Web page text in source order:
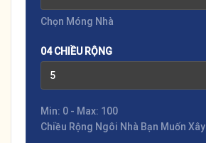
Chọn Móng Nhà
04 CHIỀU RỘNG
Min: 0 - Max: 100
Chiều Rộng Ngôi Nhà Bạn Muốn Xây